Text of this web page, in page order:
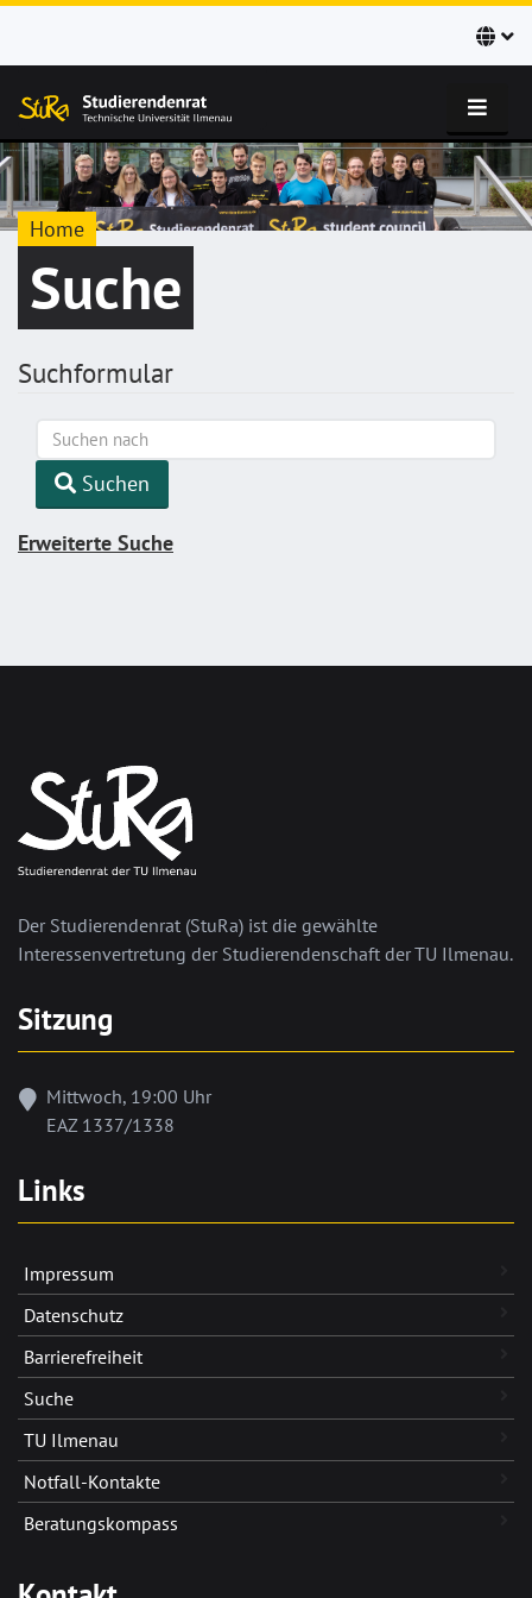
Home
Suche
Suchformular
Suchen
nach
Suchen
Erweiterte Suche
Der Studierendenrat (StuRa) ist die gewählte
Interessenvertretung der Studierendenschaft der TU Ilmenau.
Sitzung
Mittwoch, 19:00 Uhr
EAZ 1337/1338
Links
Impressum
Datenschutz
Barrierefreiheit
Suche
TU Ilmenau
Notfall-Kontakte
Beratungskompass